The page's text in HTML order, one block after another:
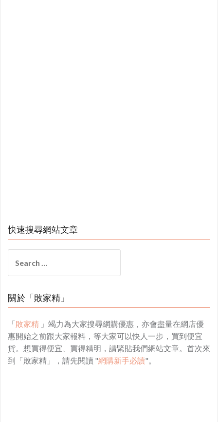
快速搜尋網站文章
for:
關於「敗家精」
「敗家精 」竭力為大家搜尋網購優惠，亦會盡量在網店優
惠開始之前跟大家報料，等大家可以快人一步，買到便宜
貨。想買得便宜、買得精明，請緊貼我們網站文章。首次來
到「敗家精」，請先閱讀 "網購新手必讀"。